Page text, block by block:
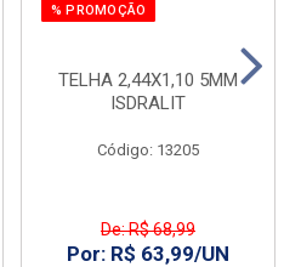
% PROMOÇÃO
TELHA 2,44X1,10 5MM
ISDRALIT
Código: 13205
De: R$ 68,99
Por: R$ 63,99/UN